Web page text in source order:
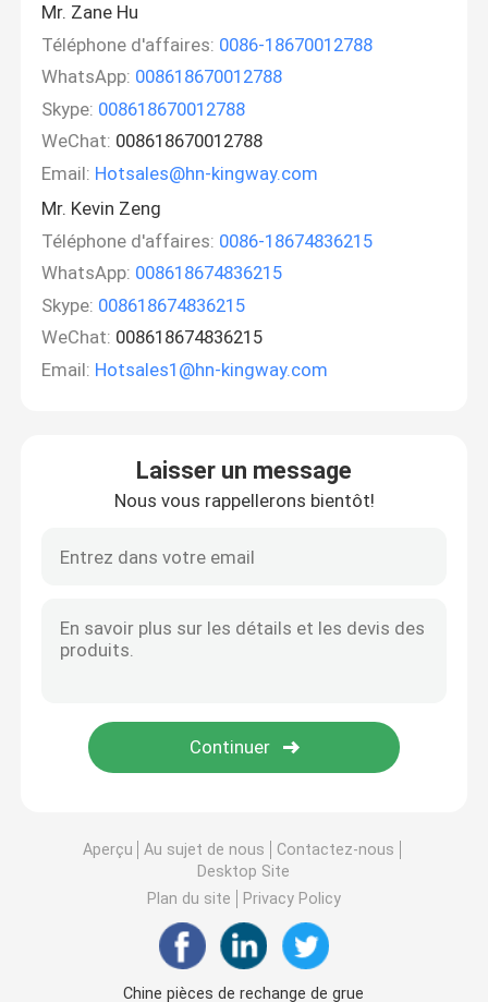
Mr. Zane Hu
Téléphone d'affaires: 0086-18670012788
WhatsApp: 008618670012788
Skype: 008618670012788
WeChat: 008618670012788
Email: Hotsales@hn-kingway.com
Mr. Kevin Zeng
Téléphone d'affaires: 0086-18674836215
WhatsApp: 008618674836215
Skype: 008618674836215
WeChat: 008618674836215
Email: Hotsales1@hn-kingway.com
Laisser un message
Nous vous rappellerons bientôt!
Aperçu Au sujet de nous
Contactez-nous
Desktop Site
Plan du site
Privacy Policy
Chine pièces de rechange de grue